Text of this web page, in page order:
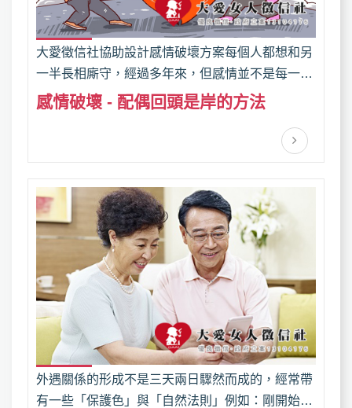
大愛徵信社協助設計感情破壞方案每個人都想和另
一半長相廝守，經過多年來，但感情並不是每一天
都是晴天，某天被外人打擾，我們會重視你的委
酸、找兄弟，以上都只是個人報復或洩忿的手段。
服務包含：詐騙徵信、感情挽回、感情破壞、抓姦
感情破壞 - 配偶回頭是岸的方法
外遇關係的形成不是三天兩日驟然而成的，經常帶
有一些「保護色」與「自然法則」例如：剛開始